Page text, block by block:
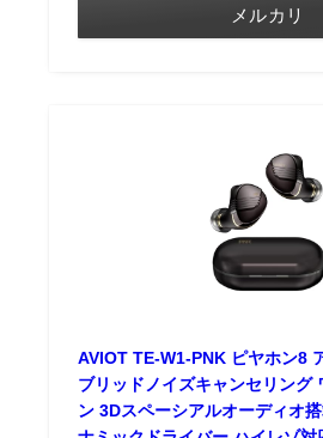
メルカリ
AVIOT TE-W1-PNK ピヤホン8
ブリッドノイズキャンセリング
ン 3Dスペーシアルオーディオ